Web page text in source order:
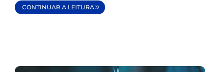
CONTINUAR A LEITURA